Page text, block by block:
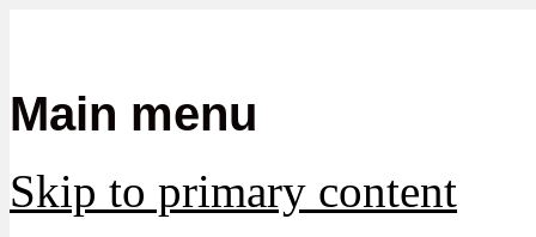
Main menu
Skip to primary content